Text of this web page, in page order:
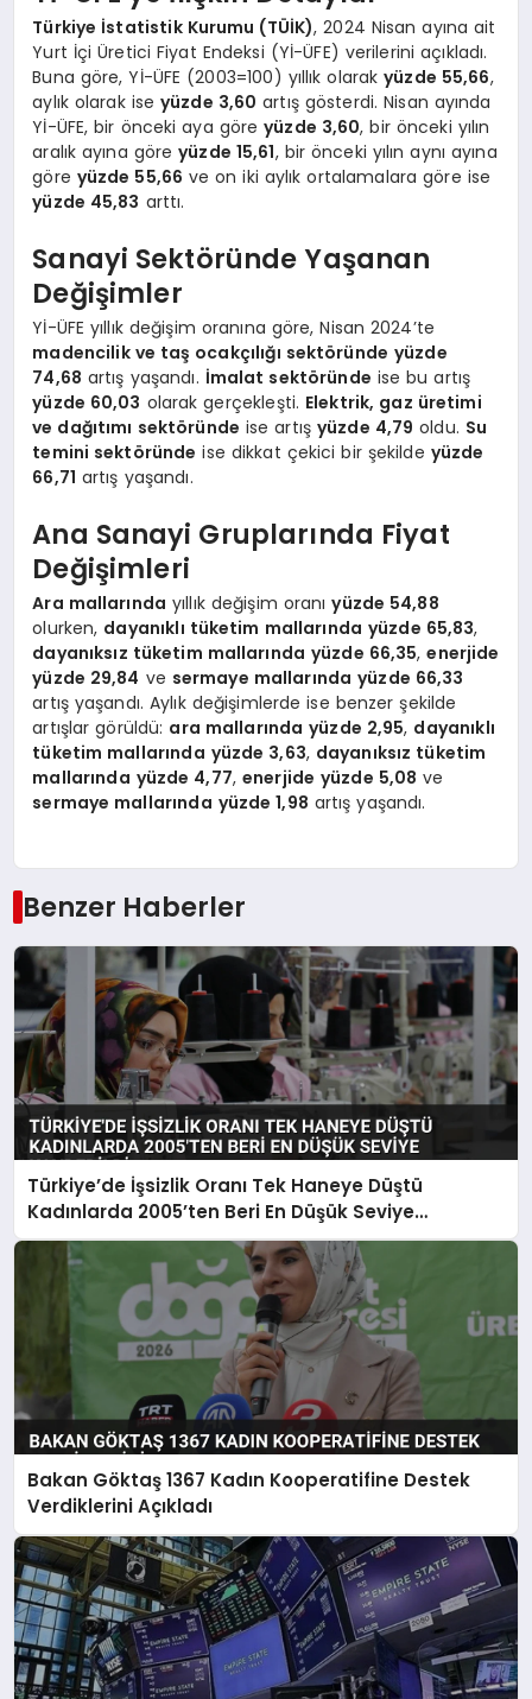
Türkiye İstatistik Kurumu (TÜİK), 2024 Nisan ayına ait
Yurt İçi Üretici Fiyat Endeksi (Yİ-ÜFE) verilerini açıkladı.
Buna göre, Yİ-ÜFE (2003=100) yıllık olarakyüzde 55,66,
aylık olarak iseyüzde 3,60 artış gösterdi. Nisan ayında
Yİ-ÜFE, bir önceki aya göreyüzde 3,60, bir önceki yılın
aralık ayına göreyüzde 15,61, bir önceki yılın aynı ayına
göre yüzde 55,66 ve on iki aylık ortalamalara göre ise
yüzde 45,83 arttı.
Sanayi Sektöründe Yaşanan
Değişimler
Yİ-ÜFE yıllık değişim oranına göre, Nisan 2024’te
madencilik ve taş ocakçılığı sektöründe yüzde
74,68 artış yaşandı. İmalat sektöründe ise bu artış
yüzde 60,03 olarak gerçekleşti. Elektrik, gaz üretimi
ve dağıtımı sektöründe ise artış yüzde 4,79 oldu. Su
temini sektöründe ise dikkat çekici bir şekilde yüzde
66,71 artış yaşandı.
Ana Sanayi Gruplarında Fiyat
Değişimleri
Ara mallarında yıllık değişim oranıyüzde 54,88
olurken, dayanıklı tüketim mallarında yüzde 65,83,
dayanıksız tüketim mallarında yüzde 66,35,enerjide
yüzde 29,84 ve sermaye mallarında yüzde 66,33
artış yaşandı. Aylık değişimlerde ise benzer şekilde
artışlar görüldü: ara mallarında yüzde 2,95, dayanıklı
tüketim mallarında yüzde 3,63, dayanıksız tüketim
mallarında yüzde 4,77, enerjide yüzde 5,08 ve
sermaye mallarında yüzde 1,98 artış yaşandı.
Benzer Haberler
Türkiye’de İşsizlik Oranı Tek Haneye Düştü
Kadınlarda 2005’ten Beri En Düşük Seviye
Kaydedildi
Bakan Göktaş 1367 Kadın Kooperatifine Destek
Verdiklerini Açıkladı